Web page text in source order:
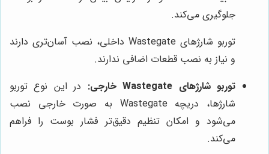
جلوگیری می‌کند.
توربو شارژهای Wastegate داخلی، نصب آسان‌تری دارند
و نیاز به نصب قطعات اضافی ندارند.
توربو شارژهای Wastegate خارجی:
در این نوع توربو
شارژها، دریچه Wastegate به صورت خارجی نصب
می‌شود و امکان تنظیم دقیق‌تر فشار بوست را فراهم
می‌کند.